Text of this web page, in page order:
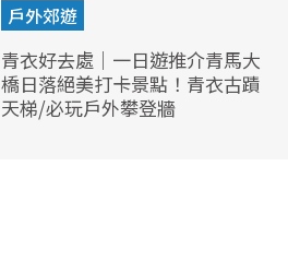
戶外郊遊
青衣好去處｜一日遊推介青馬大
橋日落絕美打卡景點！青衣古蹟
天梯/必玩戶外攀登牆